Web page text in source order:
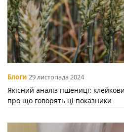
Блоги 29 листопада 2024
Якісний аналіз пшениці:
про що говорять ці показники